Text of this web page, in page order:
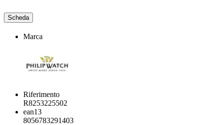
Scheda
Marca
Riferimento
R8253225502
ean13
8056783291403